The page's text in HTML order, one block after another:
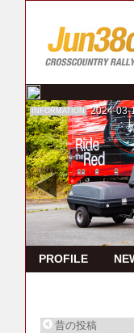
INFORMATION 2024-03-
PROFILE
昔の投稿